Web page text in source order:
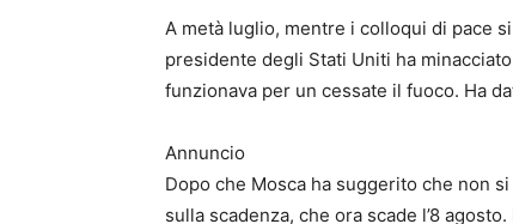
A metà luglio, mentre i colloqui di pace
presidente degli Stati Uniti ha
funzionava per un cessate il fuoco. Ha
Annuncio
Dopo che Mosca ha suggerito che non
sulla scadenza, che ora scade l’8